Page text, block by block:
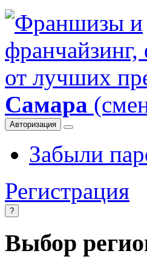
Самара
Авторизация
Забыли
Регистрация
?
Выбор